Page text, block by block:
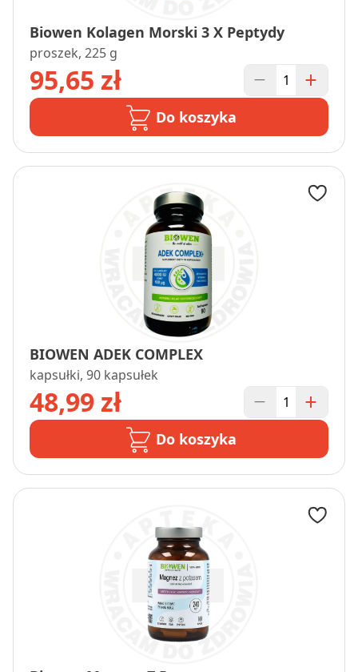
Biowen Kolagen Morski 3 X Peptydy
proszek, 225 g
95,65 zł
Do koszyka
BIOWEN ADEK COMPLEX
kapsułki, 90 kapsułek
48,99 zł
Do koszyka